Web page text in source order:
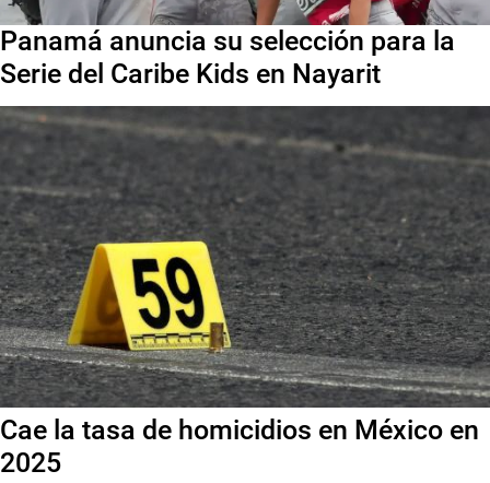
Panamá anuncia su selección para la
Serie del Caribe Kids en Nayarit
Cae la tasa de homicidios en México en
2025